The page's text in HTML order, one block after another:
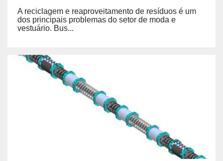
A reciclagem e reaproveitamento de resíduos é um
dos principais problemas do setor de moda e
vestuário. Bus...